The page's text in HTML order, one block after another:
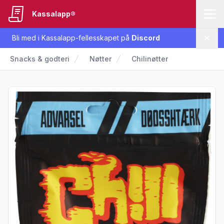
Bli med i Kassalapp-fellesskapet på Discord
Kassalapp®
Snacks & godteri Nøtter Chilinøtter